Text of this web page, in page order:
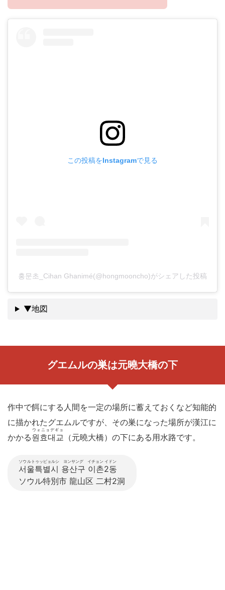
この投稿をInstagramで見る
홍문초_Cihan Ghanimé(@hongmooncho)がシェアした投稿
▼地図
グエムルの巣は元曉大橋の下
作中で餌にする人間を一定の場所に蓄えておくなど知能的
に描かれたグエムルですが、その巣になった場所が漢江に
かかる원효대교
ウォニョデギョ
（元曉大橋）の下にある用水路です。
서울특별시 용산구 이촌2동
ソウルトゥッピョルシ ヨンサング イチョン イドン
ソウル特別市 龍山区 二村2洞